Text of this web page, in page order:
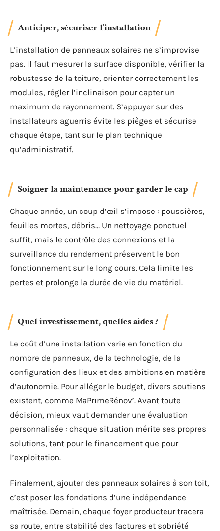
Anticiper, sécuriser l’installation
L’installation de panneaux solaires ne s’improvise
pas. Il faut mesurer la surface disponible, vérifier la
robustesse de la toiture, orienter correctement les
modules, régler l’inclinaison pour capter un
maximum de rayonnement. S’appuyer sur des
installateurs aguerris évite les pièges et sécurise
chaque étape, tant sur le plan technique
qu’administratif.
Soigner la maintenance pour garder le cap
Chaque année, un coup d’œil s’impose : poussières,
feuilles mortes, débris… Un nettoyage ponctuel
suffit, mais le contrôle des connexions et la
surveillance du rendement préservent le bon
fonctionnement sur le long cours. Cela limite les
pertes et prolonge la durée de vie du matériel.
Quel investissement, quelles aides ?
Le coût d’une installation varie en fonction du
nombre de panneaux, de la technologie, de la
configuration des lieux et des ambitions en matière
d’autonomie. Pour alléger le budget, divers soutiens
existent, comme MaPrimeRénov’. Avant toute
décision, mieux vaut demander une évaluation
personnalisée : chaque situation mérite ses propres
solutions, tant pour le financement que pour
l’exploitation.
Finalement, ajouter des panneaux solaires à son toit,
c’est poser les fondations d’une indépendance
maîtrisée. Demain, chaque foyer producteur tracera
sa route, entre stabilité des factures et sobriété